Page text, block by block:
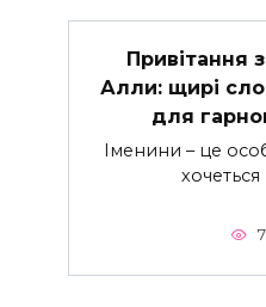
Привітання
Алли: щирі
для
Іменини – це